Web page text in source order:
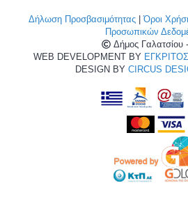
Δήλωση Προσβασιμότητας |Όροι
Προσωπικών
Δήμος Γαλατσίου
WEB DEVELOPMENT BY
DESIGN BY CIRCUS